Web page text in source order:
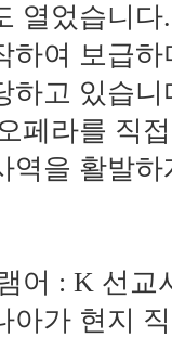
열었습니
하여 보급
하고 있습
페라를 직
역을 활발
어 : K 선교
아가 현지